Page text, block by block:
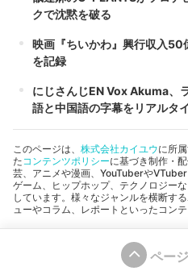
クで沈黙を破る
映画『ちいかわ』興行収入
を記録
にじさんじEN Vox Akuma
語と中国語の字幕をリアルタ
このページは、 株式会社カイユウに所
た コンテンツポリシーに基づき制作・
芸、アニメや漫画、YouTuberやVTuber
ゲーム、ヒップホップ、テクノロジー
しています。様々なジャンルを横断す
ューやコラム、レポートといったコン
ペー